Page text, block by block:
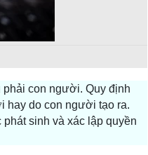
phải con người. Quy định
hay do con người tạo ra.
sinh và xác lập quyền